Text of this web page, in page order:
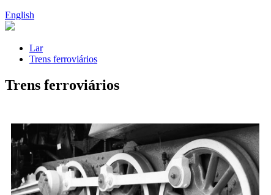
English
Lar
Trens ferroviários
Trens ferroviários